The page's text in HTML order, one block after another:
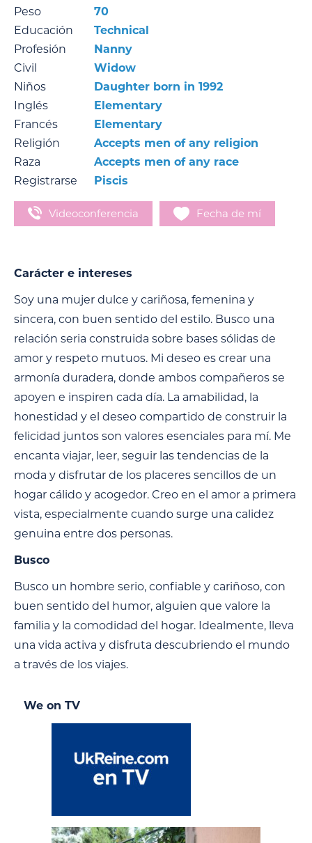
Peso
70
Educación
Technical
Profesión
Nanny
Civil
Widow
Niños
Daughter born in 1992
Inglés
Elementary
Francés
Elementary
Religión
Accepts men of any religion
Raza
Accepts men of any race
Registrarse
Piscis
Videoconferencia Fecha de mí
Carácter e intereses
Soy una mujer dulce y cariñosa, femenina y
sincera, con buen sentido del estilo. Busco una
relación seria construida sobre bases sólidas de
amor y respeto mutuos. Mi deseo es crear una
armonía duradera, donde ambos compañeros se
apoyen e inspiren cada día. La amabilidad, la
honestidad y el deseo compartido de construir la
felicidad juntos son valores esenciales para mí. Me
encanta viajar, leer, seguir las tendencias de la
moda y disfrutar de los placeres sencillos de un
hogar cálido y acogedor. Creo en el amor a primera
vista, especialmente cuando surge una calidez
genuina entre dos personas.
Busco
Busco un hombre serio, confiable y cariñoso, con
buen sentido del humor, alguien que valore la
familia y la comodidad del hogar. Idealmente, lleva
una vida activa y disfruta descubriendo el mundo
a través de los viajes.
We on TV